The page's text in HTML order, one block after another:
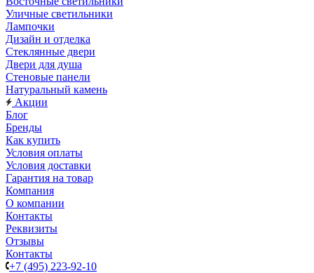
Уличные светильники
Лампочки
Дизайн и отделка
Стеклянные двери
Двери для душа
Стеновые панели
Натуральный камень
Акции
Блог
Бренды
Как купить
Условия оплаты
Условия доставки
Гарантия на товар
Компания
О компании
Контакты
Реквизиты
Отзывы
Контакты
+7 (495) 223-92-10